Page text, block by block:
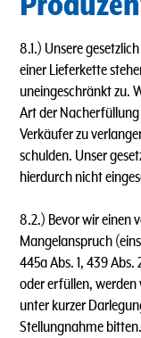
8.1.) Unsere
einer Lieferkette
uneingeschränkt zu.
Art der
Verkäufer zu
schulden. Unser
hierdurch nicht
8.2.) Bevor wir einen
Mangelanspruch
445a Abs. 1, 439 Abs.
oder erfüllen,
unter kurzer
Stellungnahme